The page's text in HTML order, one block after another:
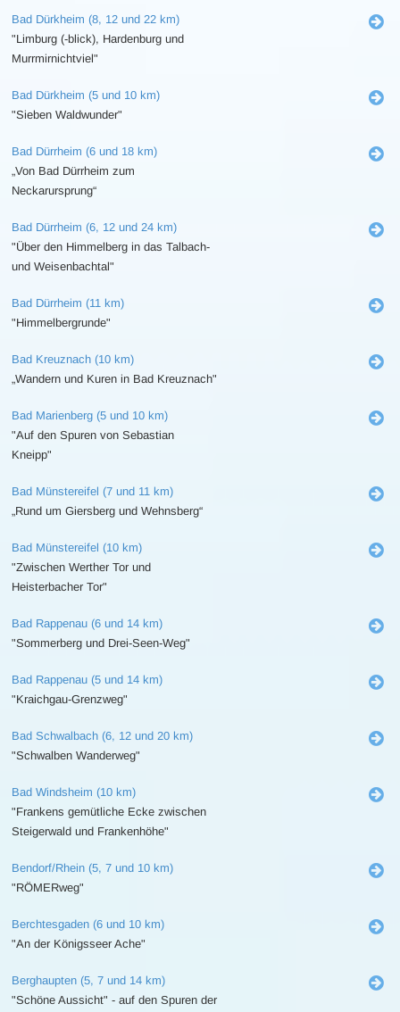
Bad Dürkheim (8, 12 und 22 km)
"Limburg (-blick), Hardenburg und
Murrmirnichtviel"
Bad Dürkheim (5 und 10 km)
"Sieben Waldwunder"
Bad Dürrheim (6 und 18 km)
„Von Bad Dürrheim zum
Neckarursprung“
Bad Dürrheim (6, 12 und 24 km)
"Über den Himmelberg in das Talbach-
und Weisenbachtal"
Bad Dürrheim (11 km)
"Himmelbergrunde"
Bad Kreuznach (10 km)
„Wandern und Kuren in Bad Kreuznach"
Bad Marienberg (5 und 10 km)
"Auf den Spuren von Sebastian
Kneipp"
Bad Münstereifel (7 und 11 km)
„Rund um Giersberg und Wehnsberg“
Bad Münstereifel (10 km)
"Zwischen Werther Tor und
Heisterbacher Tor"
Bad Rappenau (6 und 14 km)
"Sommerberg und Drei-Seen-Weg"
Bad Rappenau (5 und 14 km)
"Kraichgau-Grenzweg"
Bad Schwalbach (6, 12 und 20 km)
"Schwalben Wanderweg"
Bad Windsheim (10 km)
"Frankens gemütliche Ecke zwischen
Steigerwald und Frankenhöhe"
Bendorf/Rhein (5, 7 und 10 km)
"RÖMERweg"
Berchtesgaden (6 und 10 km)
"An der Königsseer Ache"
Berghaupten (5, 7 und 14 km)
"Schöne Aussicht" - auf den Spuren der